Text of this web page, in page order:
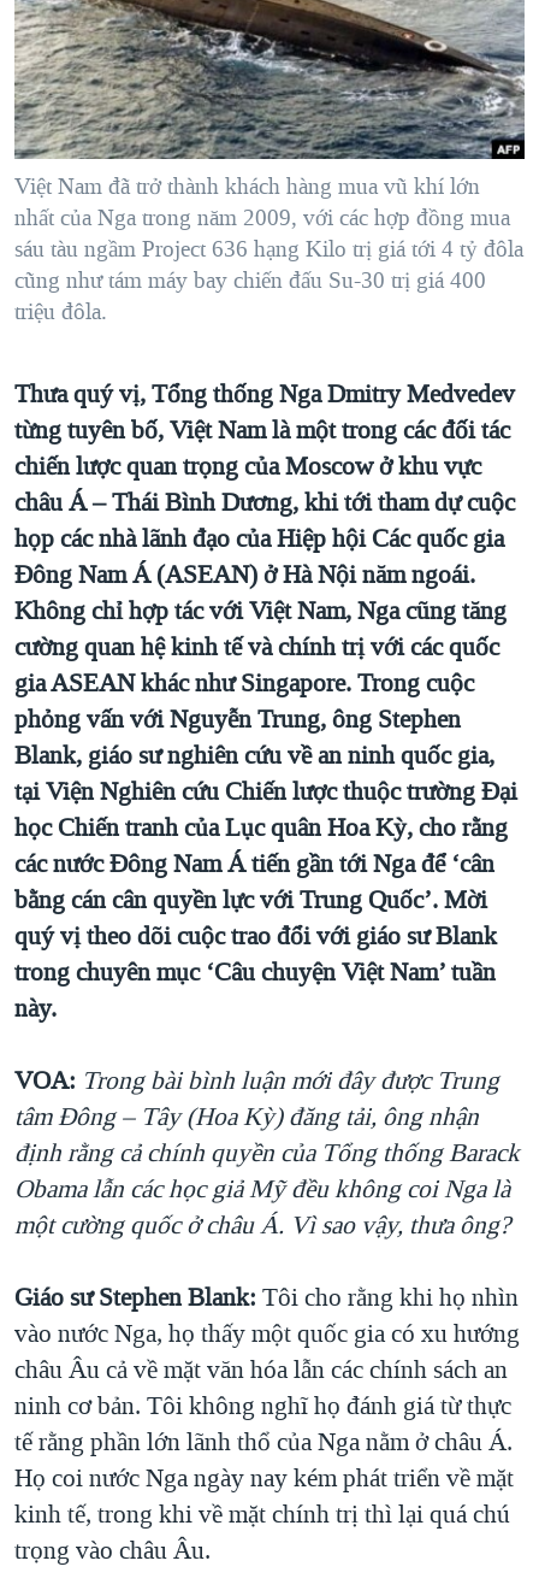
"Tìm"NGƯỜI VIỆT HẢI NGOẠI
ĐỜI SỐNG
KINH TẾ
KHOA HỌC
SỨC KHOẺ
VĂN HOÁ
THỂ THAO
TẠI
HÀNH TRÌNH BẦU CỬ 2024
MỘT NĂM CHIẾN TRANH TẠI DẢI GAZA
GIẢI MÃ VÀNH ĐAI & CON ĐƯỜNG
NGÀY TỊ NẠN THẾ GIỚI
TRỊNH VĨNH BÌNH - NGƯỜI HẠ 'BÊN THẮNG CUỘC'
GROUND ZERO – XƯA VÀ NAY
CHI PHÍ CHIẾN TRANH AFGHANISTAN
THƯỢNG ĐỈNH TRUMP-KIM TẠI VIỆT NAM
TRỊNH VĨNH BÌNH VS. CHÍNH PHỦ VIỆT NAM
NGƯ DÂN VIỆT VÀ LÀN SÓNG TRỘM HẢI SÂM
BÊN KIA QUỐC LỘ: TIẾNG VỌNG TỪ NÔNG THÔN MỸ
QUAN HỆ VIỆT MỸ
VIDEO
NGHE
MẠNG XÃ HỘI
Ngôn ngữ khác
Việt Nam đã trở thành khách hàng mua vũ khí lớn
nhất của Nga trong năm 2009, với các hợp đồng mua
sáu tàu ngầm Project 636 hạng Kilo trị giá tới 4 tỷ đôla
cũng như tám máy bay chiến đấu Su-30 trị giá 400
triệu đôla.
Thưa quý vị, Tổng thống Nga Dmitry Medvedev
từng tuyên bố, Việt Nam là một trong các đối tác
chiến lược quan trọng của Moscow ở khu vực
châu Á – Thái Bình Dương, khi tới tham dự cuộc
họp các nhà lãnh đạo của Hiệp hội Các quốc gia
Đông Nam Á (ASEAN) ở Hà Nội năm ngoái.
Không chỉ hợp tác với Việt Nam, Nga cũng tăng
cường quan hệ kinh tế và chính trị với các quốc
gia ASEAN khác như Singapore. Trong cuộc
phỏng vấn với Nguyễn Trung, ông Stephen
Blank, giáo sư nghiên cứu về an ninh quốc gia,
tại Viện Nghiên cứu Chiến lược thuộc trường Đại
học Chiến tranh của Lục quân Hoa Kỳ, cho rằng
các nước Đông Nam Á tiến gần tới Nga để ‘cân
bằng cán cân quyền lực với Trung Quốc’. Mời
quý vị theo dõi cuộc trao đổi với giáo sư Blank
trong chuyên mục ‘Câu chuyện Việt Nam’ tuần
này.
VOA: Trong bài bình luận mới đây được Trung
tâm Đông – Tây (Hoa Kỳ) đăng tải, ông nhận
định rằng cả chính quyền của Tổng thống Barack
Obama lẫn các học giả Mỹ đều không coi Nga là
một cường quốc ở châu Á. Vì sao vậy, thưa ông?
Giáo sư Stephen Blank: Tôi cho rằng khi họ nhìn
vào nước Nga, họ thấy một quốc gia có xu hướng
châu Âu cả về mặt văn hóa lẫn các chính sách an
ninh cơ bản. Tôi không nghĩ họ đánh giá từ thực
tế rằng phần lớn lãnh thổ của Nga nằm ở châu Á.
Họ coi nước Nga ngày nay kém phát triển về mặt
kinh tế, trong khi về mặt chính trị thì lại quá chú
trọng vào châu Âu.